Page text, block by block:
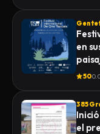
en
50
385
el